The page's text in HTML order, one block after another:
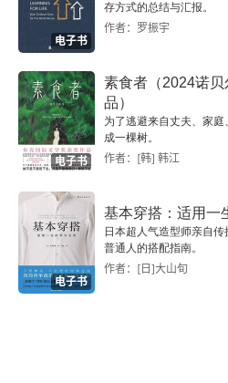
的生活。然而，这个所谓的
一名受过非常细致训练的诗
了 —— 至于我个人剩下来
富余的、混乱不堪的大大
望，我都觉得很讨厌，于是
给它们取名为荒原狼。自出
间里，无数读者认为《荒原
分原因是因为大家没有对本
生足够的认知，难以接受这
——《荒原狼》全书的行为
电子书
存方式的总结与汇报。
作者：罗振宇
电子书
素食者（2024诺
品）
为了逃避来自丈夫、家
成一棵树。
作者：[韩] 韩江
电子书
基本穿搭：适用一
日本超人气造型师亲自
普通人的搭配指南。
作者：[日]大山旬